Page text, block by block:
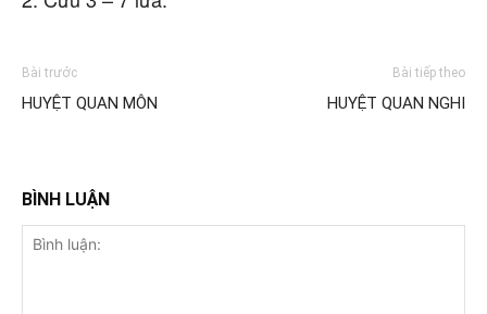
Bài trước
HUYỆT QUAN MÔN
Bài tiếp theo
HUYỆT QUAN NGHI
BÌNH LUẬN